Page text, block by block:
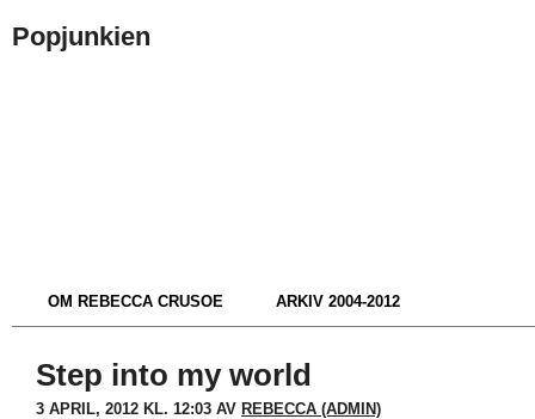
Popjunkien
OM REBECCA CRUSOE ARKIV 2004-2012
Step into my world
3 APRIL, 2012 KL. 12:03 AV REBECCA (ADMIN)